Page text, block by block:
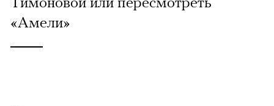
«Амели»